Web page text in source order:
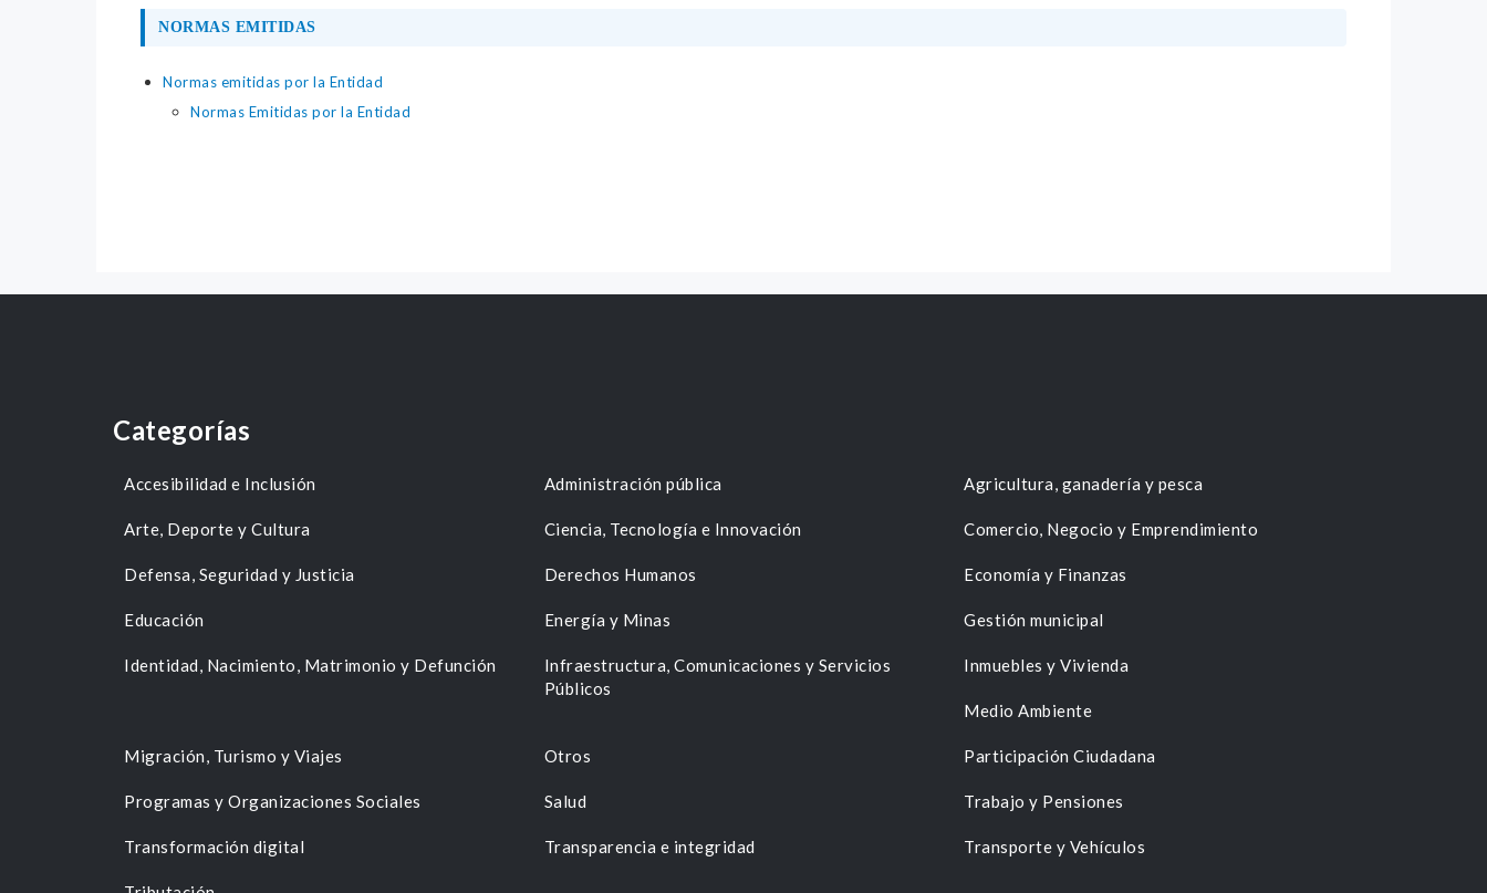
NORMAS EMITIDAS
Normas emitidas por la Entidad
Normas Emitidas por la Entidad
Categorías
Accesibilidad e Inclusión Administración pública Agricultura, ganadería y pesca
Arte, Deporte y Cultura Ciencia, Tecnología e Innovación Comercio, Negocio y Emprendimiento
Defensa, Seguridad y Justicia Derechos Humanos Economía y Finanzas
Educación Energía y Minas Gestión municipal
Identidad, Nacimiento, Matrimonio y Defunción
Infraestructura, Comunicaciones y Servicios
Públicos
Inmuebles y Vivienda
Medio Ambiente
Migración, Turismo y Viajes Otros Participación Ciudadana
Programas y Organizaciones Sociales Salud Trabajo y Pensiones
Transformación digital Transparencia e integridad Transporte y Vehículos